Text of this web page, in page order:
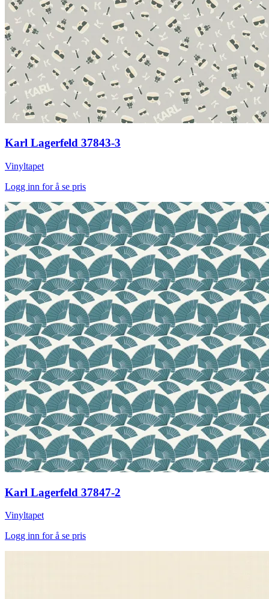
Karl Lagerfeld 37843-3
Vinyltapet
Logg inn for å se pris
Karl Lagerfeld 37847-2
Vinyltapet
Logg inn for å se pris